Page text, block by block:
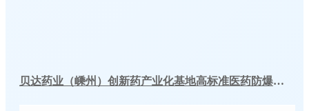
贝达药业（嵊州）创新药产业化基地高标准医药防爆冷库建造工程案例